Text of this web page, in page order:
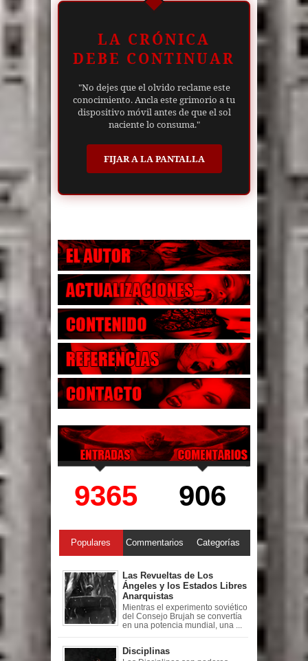
LA CRÓNICA
DEBE CONTINUAR
"No dejes que el olvido reclame este
conocimiento. Ancla este grimorio a tu
dispositivo móvil antes de que el sol
naciente lo consuma."
FIJAR A LA PANTALLA
9365 906
Populares Commentarios Categorías
Las Revueltas de Los
Ángeles y los Estados Libres
Anarquistas
Mientras el experimento soviético
del Consejo Brujah se convertía
en una potencia mundial, una ...
Disciplinas